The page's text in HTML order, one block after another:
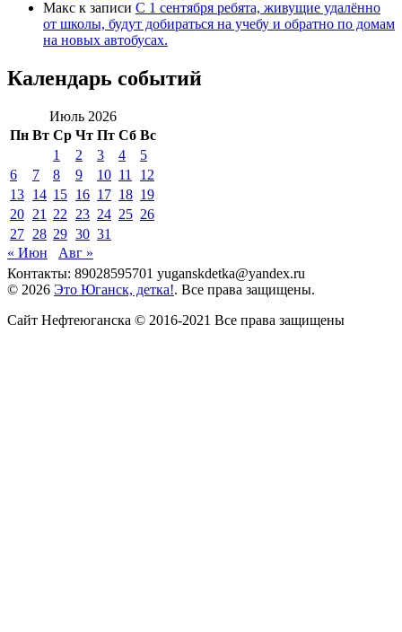
Макс к записи С 1 сентября ребята, живущие удалённо
от школы, будут добираться на учебу и обратно по домам
на новых автобусах.
Календарь событий
Июль 2026
Пн Вт Ср Чт Пт Сб Вс
1
2 3 4
5
6
7 8 9 10 11
12
13 14 15 16 17 18 19
20 21 22 23 24 25 26
27 28 29 30 31
« Июн
Авг »
Контакты: 89028595701 yuganskdetka@yandex.ru
© 2026 Это Юганск, детка!. Все права защищены.
Сайт Нефтеюганска © 2016-2021 Все права защищены